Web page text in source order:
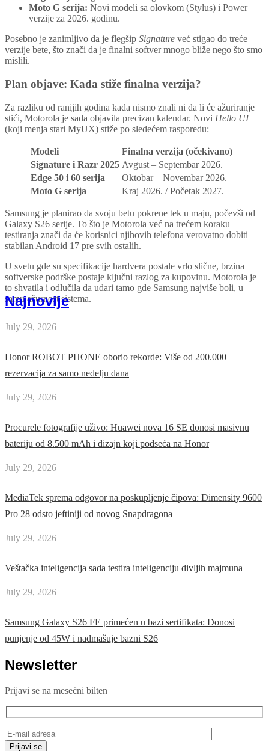
Moto G serija: Novi modeli sa olovkom (Stylus) i Power
verzije za 2026. godinu.
Posebno je zanimljivo da je flegšip Signature već stigao do treće
verzije bete, što znači da je finalni softver mnogo bliže nego što smo
mislili.
Plan objave: Kada stiže finalna verzija?
Za razliku od ranijih godina kada nismo znali ni da li će ažuriranje
stići, Motorola je sada objavila precizan kalendar. Novi Hello UI
(koji menja stari MyUX) stiže po sledećem rasporedu:
Modeli
Finalna verzija (očekivano)
Signature i Razr 2025 Avgust – Septembar 2026.
Edge 50 i 60 serija
Oktobar – Novembar 2026.
Moto G serija
Kraj 2026. / Početak 2027.
Samsung je planirao da svoju betu pokrene tek u maju, počevši od
Galaxy S26 serije. To što je Motorola već na trećem koraku
testiranja znači da će korisnici njihovih telefona verovatno dobiti
stabilan Android 17 pre svih ostalih.
U svetu gde su specifikacije hardvera postale vrlo slične, brzina
softverske podrške postaje ključni razlog za kupovinu. Motorola je
to shvatila i odlučila da udari tamo gde Samsung najviše boli, u
samu ažurnost sistema.
Najnovije
July 29, 2026
Honor ROBOT PHONE oborio rekorde: Više od 200.000
rezervacija za samo nedelju dana
July 29, 2026
Procurele fotografije uživo: Huawei nova 16 SE donosi masivnu
bateriju od 8.500 mAh i dizajn koji podseća na Honor
July 29, 2026
MediaTek sprema odgovor na poskupljenje čipova: Dimensity 9600
Pro 28 odsto jeftiniji od novog Snapdragona
July 29, 2026
Veštačka inteligencija sada testira inteligenciju divljih majmuna
July 29, 2026
Samsung Galaxy S26 FE primećen u bazi sertifikata: Donosi
punjenje od 45W i nadmašuje bazni S26
Newsletter
Prijavi se na mesečni bilten